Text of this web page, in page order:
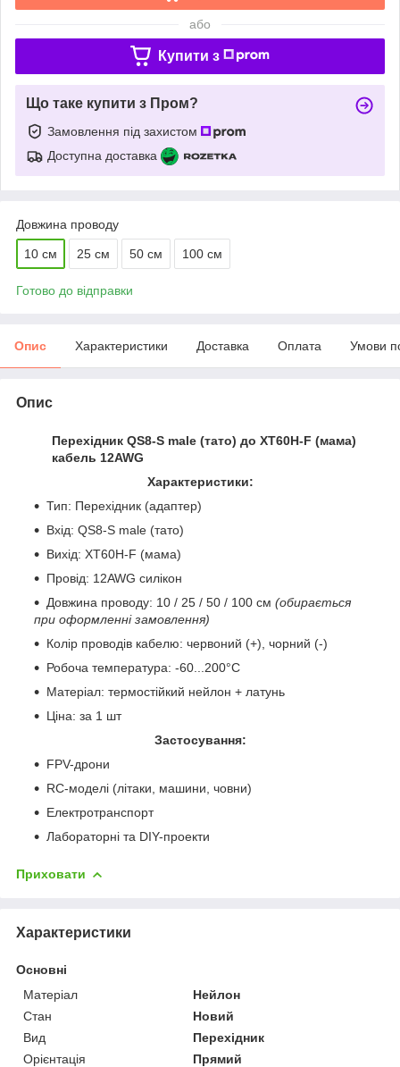
або
Купити з
Що таке купити з Пром?
Замовлення під захистом
Доступна доставка
Довжина проводу
10 см 25 см 50 см 100 см
Готово до відправки
Опис Характеристики Доставка Оплата Умови
Опис
Перехідник QS8-S male (тато) до XT60H-F (мама)
кабель 12AWG
Характеристики:
Тип: Перехідник (адаптер)
Вхід: QS8-S male (тато)
Вихід: XT60H-F (мама)
Провід: 12AWG силікон
Довжина проводу: 10 / 25 / 50 / 100 см (обирається
при оформленні замовлення)
Колір проводів кабелю: червоний (+), чорний (-)
Робоча температура: -60...200°C
Матеріал: термостійкий нейлон + латунь
Ціна: за 1 шт
Застосування:
FPV-дрони
RC-моделі (літаки, машини, човни)
Електротранспорт
Лабораторні та DIY-проекти
Приховати
Характеристики
Основні
Матеріал
Нейлон
Стан
Новий
Вид
Перехідник
Орієнтація
Прямий